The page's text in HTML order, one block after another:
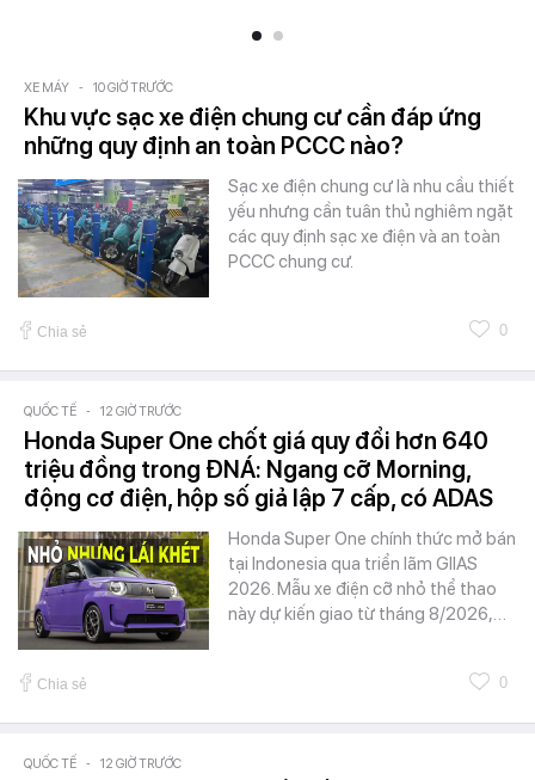
XE MÁY - 10 GIỜ TRƯỚC
Khu vực sạc xe điện chung cư cần đáp ứng
những quy định an toàn PCCC nào?
Sạc xe điện chung cư là nhu cầu thiết
yếu nhưng cần tuân thủ nghiêm ngặt
các quy định sạc xe điện và an toàn
PCCC chung cư.
Chia sẻ 0
QUỐC TẾ - 12 GIỜ TRƯỚC
Honda Super One chốt giá quy đổi hơn 640
triệu đồng trong ĐNÁ: Ngang cỡ Morning,
động cơ điện, hộp số giả lập 7 cấp, có ADAS
Honda Super One chính thức mở bán
tại Indonesia qua triển lãm GIIAS
2026. Mẫu xe điện cỡ nhỏ thể thao
này dự kiến giao từ tháng 8/2026,…
Chia sẻ 0
QUỐC TẾ - 12 GIỜ TRƯỚC